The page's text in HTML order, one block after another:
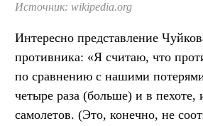
Источник: wikipedia.org
Интересно представление
противника: «Я считаю, что
по сравнению с нашими
четыре раза (больше) и в пехоте,
самолетов. (Это, конечно, не